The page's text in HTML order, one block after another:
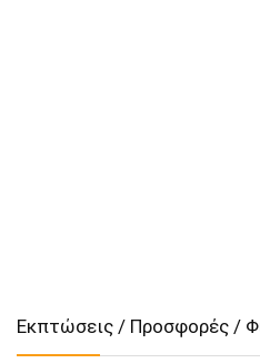
Εκπτώσεις / Προσφορές /